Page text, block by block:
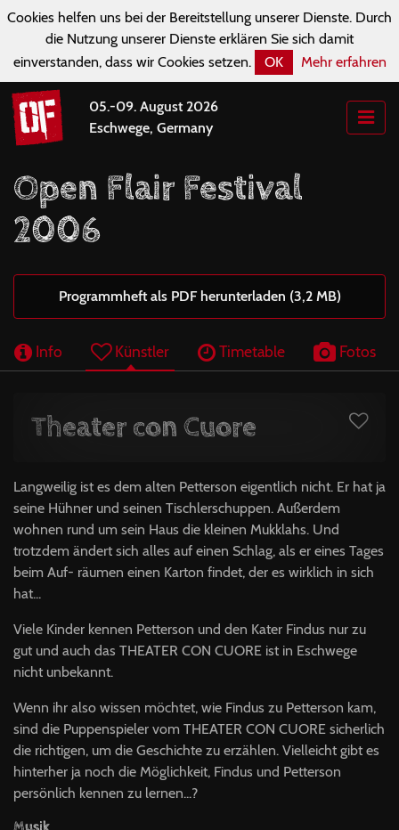
Cookies helfen uns bei der Bereitstellung unserer Dienste. Durch
die Nutzung unserer Dienste erklären Sie sich damit
einverstanden, dass wir Cookies setzen.
OK Mehr erfahren
05.-09. August 2026
Eschwege, Germany
Open Flair Festival
2006
Programmheft als PDF herunterladen (3,2 MB)
Info Künstler Timetable Fotos
Theater con Cuore
Langweilig ist es dem alten Petterson eigentlich nicht. Er hat ja
seine Hühner und seinen Tischlerschuppen. Außerdem
wohnen rund um sein Haus die kleinen Mukklahs. Und
trotzdem ändert sich alles auf einen Schlag, als er eines Tages
beim Auf- räumen einen Karton findet, der es wirklich in sich
hat...
Viele Kinder kennen Petterson und den Kater Findus nur zu
gut und auch das THEATER CON CUORE ist in Eschwege
nicht unbekannt.
Wenn ihr also wissen möchtet, wie Findus zu Petterson kam,
sind die Puppenspieler vom THEATER CON CUORE sicherlich
die richtigen, um die Geschichte zu erzählen. Vielleicht gibt es
hinterher ja noch die Möglichkeit, Findus und Petterson
persönlich kennen zu lernen...?